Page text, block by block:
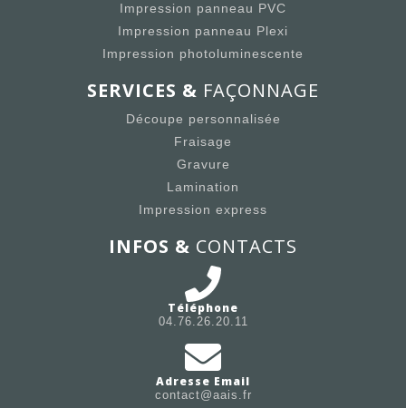
Impression panneau PVC
Impression panneau Plexi
Impression photoluminescente
SERVICES & FAÇONNAGE
Découpe personnalisée
Fraisage
Gravure
Lamination
Impression express
INFOS & CONTACTS
Téléphone
04.76.26.20.11
Adresse Email
contact@aais.fr